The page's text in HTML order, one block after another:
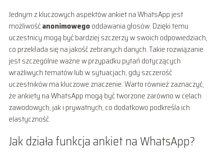
Jednym z kluczowych aspektów ankiet na WhatsApp jest
możliwośćanonimowego oddawania głosów. Dzięki temu
uczestnicy mogą być bardziej szczerzy w swoich odpowiedziach,
co przekłada się na jakość zebranych danych. Takie rozwiązanie
jest szczególnie ważne w przypadku pytań dotyczących
wrażliwych tematów lub w sytuacjach, gdy szczerość
uczestników ma kluczowe znaczenie. Warto również zaznaczyć,
że ankiety na WhatsApp mogą być tworzone zarówno w celach
zawodowych, jak i prywatnych, co dodatkowo podkreśla ich
elastyczność.
Jak działa funkcja ankiet na WhatsApp?